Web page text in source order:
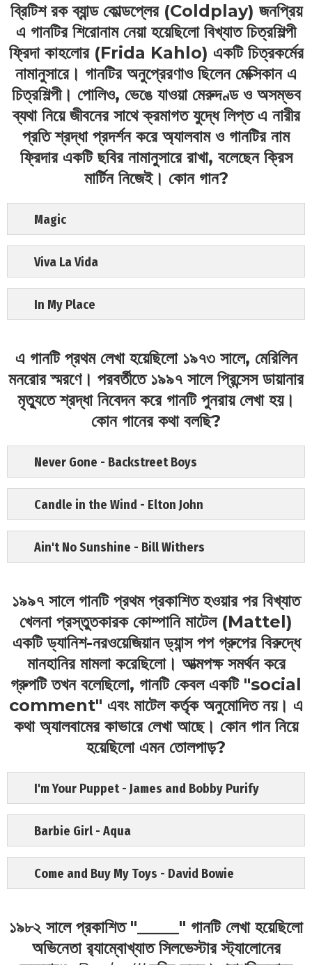
ব্রিটিশ রক ব্যান্ড কোল্ডপ্লের (Coldplay) জনপ্রিয়
এ গানটির শিরোনাম নেয়া হয়েছিলো বিখ্যাত চিত্রশিল্পী
ফ্রিদা কাহলোর (Frida Kahlo) একটি চিত্রকর্মের
নামানুসারে। গানটির অনুপ্রেরণাও ছিলেন মেক্সিকান এ
চিত্রশিল্পী। পোলিও, ভেঙে যাওয়া মেরুদণ্ড ও অসম্ভব
ব্যথা নিয়ে জীবনের সাথে ক্রমাগত যুদ্ধে লিপ্ত এ নারীর
প্রতি শ্রদ্ধা প্রদর্শন করে অ্যালবাম ও গানটির নাম
ফ্রিদার একটি ছবির নামানুসারে রাখা, বলেছেন ক্রিস
মার্টিন নিজেই। কোন গান?
Magic
Viva La Vida
In My Place
এ গানটি প্রথম লেখা হয়েছিলো ১৯৭৩ সালে, মেরিলিন
মনরোর স্মরণে। পরবর্তীতে ১৯৯৭ সালে প্রিন্সেস ডায়ানার
মৃত্যুতে শ্রদ্ধা নিবেদন করে গানটি পুনরায় লেখা হয়।
কোন গানের কথা বলছি?
Never Gone - Backstreet Boys
Candle in the Wind - Elton John
Ain't No Sunshine - Bill Withers
১৯৯৭ সালে গানটি প্রথম প্রকাশিত হওয়ার পর বিখ্যাত
খেলনা প্রস্তুতকারক কোম্পানি মাটেল (Mattel)
একটি ড্যানিশ-নরওয়েজিয়ান ড্যান্স পপ গ্রুপের বিরুদ্ধে
মানহানির মামলা করেছিলো। আত্মপক্ষ সমর্থন করে
গ্রুপটি তখন বলেছিলো, গানটি কেবল একটি "social
comment" এবং মাটেল কর্তৃক অনুমোদিত নয়। এ
কথা অ্যালবামের কাভারে লেখা আছে। কোন গান নিয়ে
হয়েছিলো এমন তোলপাড়?
I'm Your Puppet - James and Bobby Purify
Barbie Girl - Aqua
Come and Buy My Toys - David Bowie
১৯৮২ সালে প্রকাশিত "_____" গানটি লেখা হয়েছিলো
অভিনেতা র‍্যাম্বোখ্যাত সিলভেস্টার স্ট্যালোনের